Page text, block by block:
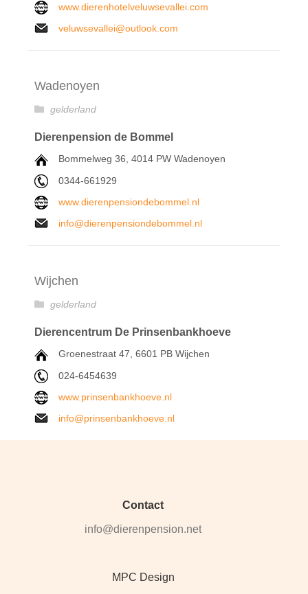
www.dierenhotelveluwsevallei.com
veluwsevallei@outlook.com
Wadenoyen
gelderland
Dierenpension de Bommel
Bommelweg 36, 4014 PW Wadenoyen
0344-661929
www.dierenpensiondebommel.nl
info@dierenpensiondebommel.nl
Wijchen
gelderland
Dierencentrum De Prinsenbankhoeve
Groenestraat 47, 6601 PB Wijchen
024-6454639
www.prinsenbankhoeve.nl
info@prinsenbankhoeve.nl
Contact
info@dierenpension.net
MPC Design